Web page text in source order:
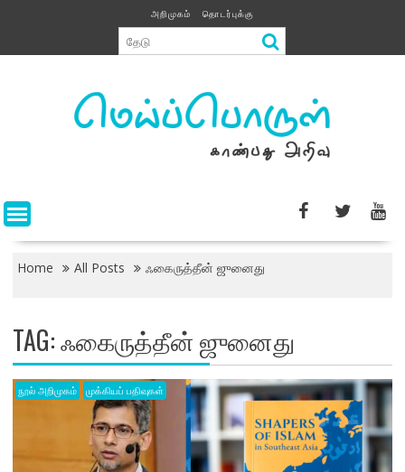
content
அறிமுகம் தொடர்புக்கு
Home All Posts ஃகைருத்தீன் ஜுனைது
TAG:ஃகைருத்தீன் ஜுனைது
நூல் அறிமுகம் முக்கியப் பதிவுகள்